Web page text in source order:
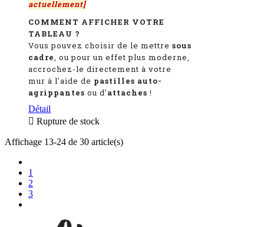
actuellement]
COMMENT AFFICHER VOTRE
TABLEAU ?
Vous pouvez choisir de le mettre sous
cadre, ou pour un effet plus moderne,
accrochez-le directement à votre
mur à l'aide de pastilles auto-
agrippantes ou d'attaches !
Détail
 Rupture de stock
Affichage 13-24 de 30 article(s)
1
2
3